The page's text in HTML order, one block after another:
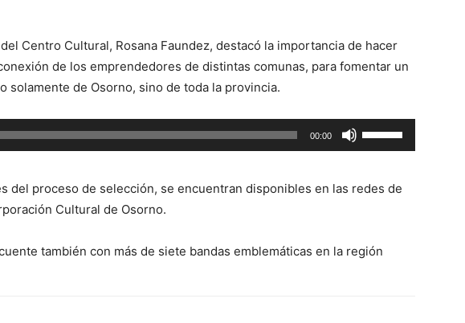
flecha
arriba/abajo
aumentar
o
Centro Cultural, Rosana Faundez, destacó la importancia de hacer
de los emprendedores de distintas comunas, para fomentar un
solamente de Osorno, sino de toda la provincia.
00:00
las
de
para
del proceso de selección, se encuentran disponibles en las redes de
Cultural de Osorno.
también con más de siete bandas emblemáticas en la región